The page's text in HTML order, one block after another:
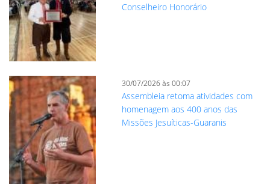
Conselheiro Honorário
30/07/2026 às 00:07
Assembleia retoma atividades com
homenagem aos 400 anos das
Missões Jesuíticas-Guaranis